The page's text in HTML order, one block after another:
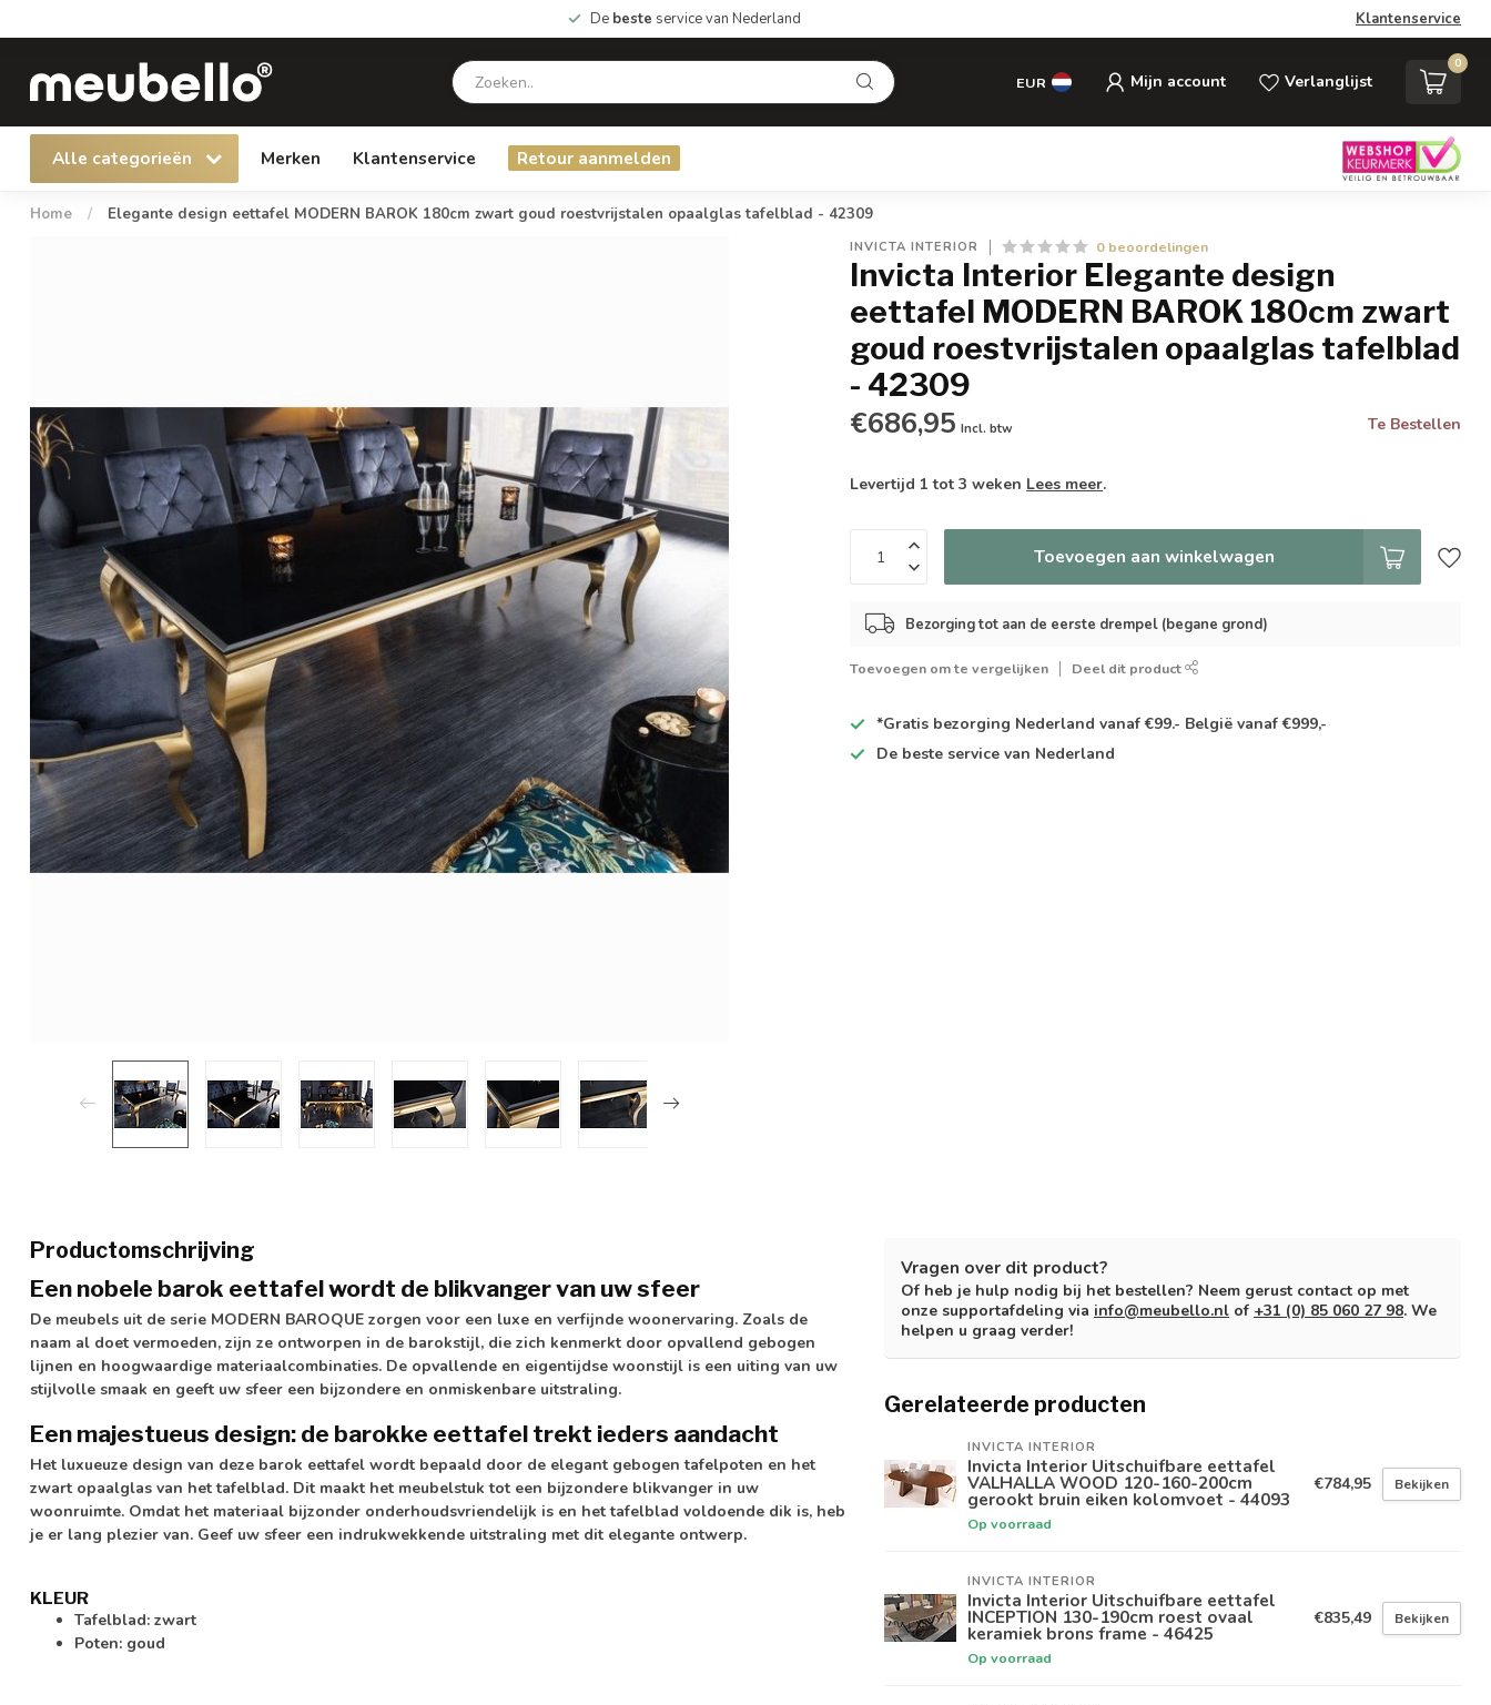
De beste service van Nederland Klantenservice
EUR Mijn account Verlanglijst
0
Alle categorieën Merken Klantenservice Retour aanmelden
Home / Elegante design eettafel MODERN BAROK 180cm zwart goud roestvrijstalen opaalglas tafelblad - 42309
INVICTA INTERIOR 0 beoordelingen
Invicta Interior Elegante design
eettafel MODERN BAROK 180cm zwart
goud roestvrijstalen opaalglas tafelblad
- 42309
€686,95 Incl. btw Te Bestellen
Levertijd 1 tot 3 weken Lees meer.
Toevoegen aan winkelwagen
Bezorging tot aan de eerste drempel (begane grond)
Toevoegen om te vergelijken Deel dit product
*Gratis bezorging Nederland vanaf €99.- België vanaf €999,-
De beste service van Nederland
Productomschrijving
Een nobele barok eettafel wordt de blikvanger van uw sfeer
De meubels uit de serie MODERN BAROQUE zorgen voor een luxe en verfijnde woonervaring. Zoals de
naam al doet vermoeden, zijn ze ontworpen in de barokstijl, die zich kenmerkt door opvallend gebogen
lijnen en hoogwaardige materiaalcombinaties. De opvallende en eigentijdse woonstijl is een uiting van uw
stijlvolle smaak en geeft uw sfeer een bijzondere en onmiskenbare uitstraling.
Een majestueus design: de barokke eettafel trekt ieders aandacht
Het luxueuze design van deze barok eettafel wordt bepaald door de elegant gebogen tafelpoten en het
zwart opaalglas van het tafelblad. Dit maakt het meubelstuk tot een bijzondere blikvanger in uw
woonruimte. Omdat het materiaal bijzonder onderhoudsvriendelijk is en het tafelblad voldoende dik is, heb
je er lang plezier van. Geef uw sfeer een indrukwekkende uitstraling met dit elegante ontwerp.
KLEUR
Tafelblad: zwart
Poten: goud
Vragen over dit product?
Of heb je hulp nodig bij het bestellen? Neem gerust contact op met
onze supportafdeling via info@meubello.nl of +31 (0) 85 060 27 98. We
helpen u graag verder!
Gerelateerde producten
INVICTA INTERIOR
Invicta Interior Uitschuifbare eettafel
VALHALLA WOOD 120-160-200cm
gerookt bruin eiken kolomvoet - 44093
Op voorraad
€784,95 Bekijken
INVICTA INTERIOR
Invicta Interior Uitschuifbare eettafel
INCEPTION 130-190cm roest ovaal
keramiek brons frame - 46425
Op voorraad
€835,49 Bekijken